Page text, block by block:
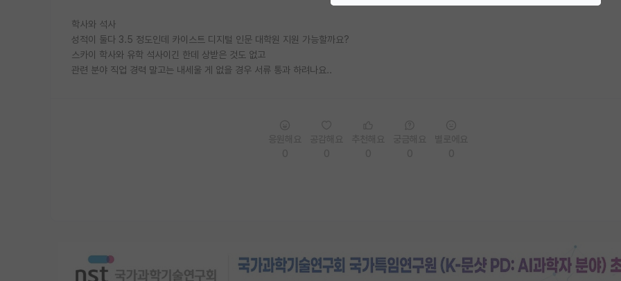
학사와 석사
성적이 둘다 3.5 정도인데 카이스트 디지털 인문 대학원 지원 가능할까요?
스카이 학사와 유학 석사이긴 한데 상받은 것도 없고
관련 분야 직업 경력 말고는 내세울 게 없을 경우 서류 통과 하려나요..